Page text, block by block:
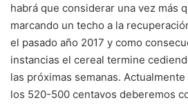
habrá que considerar una vez más
marcando un techo a la
el pasado año 2017 y como
instancias el cereal termine
las próximas semanas.
los 520-500 centavos deberemos